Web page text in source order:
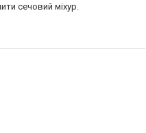
сечовий міхур.